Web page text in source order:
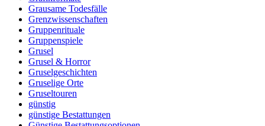
Grausame Todesfälle
Grenzwissenschaften
Gruppenrituale
Gruppenspiele
Grusel
Grusel & Horror
Gruselgeschichten
Gruselige Orte
Gruseltouren
günstig
günstige Bestattungen